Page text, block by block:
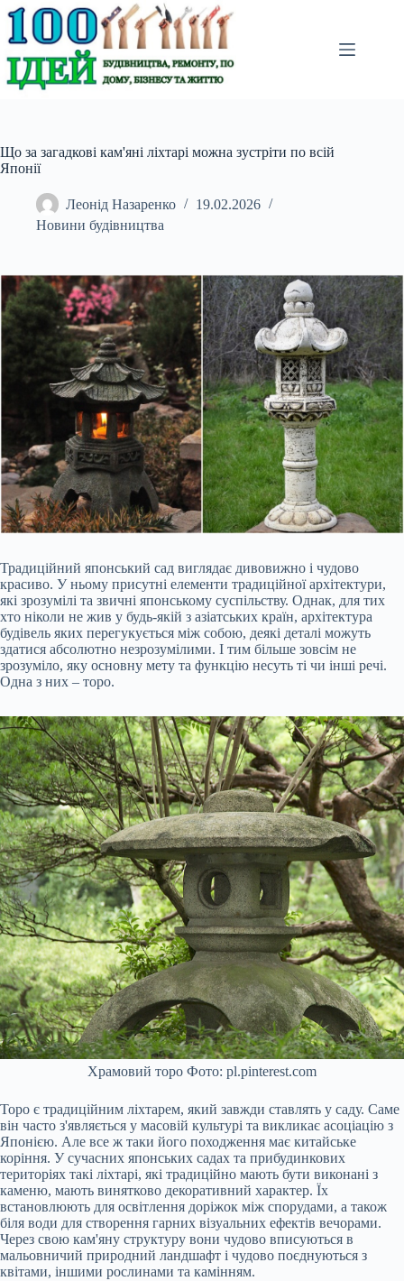
Перейти
до
вмісту
Що за загадкові кам'яні ліхтарі можна зустріти по всій
Японії
Леонід Назаренко
19.02.2026
Новини будівництва
Традиційний японський сад виглядає дивовижно і чудово
красиво. У ньому присутні елементи традиційної архітектури,
які зрозумілі та звичні японському суспільству. Однак, для тих
хто ніколи не жив у будь-якій з азіатських країн, архітектура
будівель яких перегукується між собою, деякі деталі можуть
здатися абсолютно незрозумілими. І тим більше зовсім не
зрозуміло, яку основну мету та функцію несуть ті чи інші речі.
Одна з них – торо.
Храмовий торо Фото: pl.pinterest.com
Торо є традиційним ліхтарем, який завжди ставлять у саду. Саме
він часто з'являється у масовій культурі та викликає асоціацію з
Японією. Але все ж таки його походження має китайське
коріння. У сучасних японських садах та прибудинкових
територіях такі ліхтарі, які традиційно мають бути виконані з
каменю, мають винятково декоративний характер. Їх
встановлюють для освітлення доріжок між спорудами, а також
біля води для створення гарних візуальних ефектів вечорами.
Через свою кам'яну структуру вони чудово вписуються в
мальовничий природний ландшафт і чудово поєднуються з
квітами, іншими рослинами та камінням.